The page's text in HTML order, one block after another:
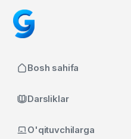
Bosh sahifa
Darsliklar
O'qituvchilarga